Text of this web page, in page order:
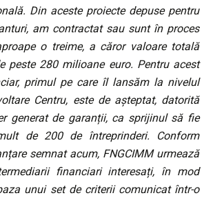
Din aceste proiecte depuse pentru
am contractat sau sunt în proces
o treime, a căror valoare totală
peste 280 milioane euro. Pentru acest
primul pe care îl lansăm la nivelul
Centru, este de așteptat, datorită
generat de garanții, ca sprijinul să fie
de 200 de întreprinderi.
Conform
semnat acum, FNGCIMM urmează
financiari interesați, în mod
unui set de criterii comunicat într-o